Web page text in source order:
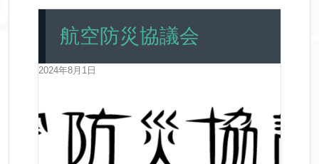
航空防災協議会
2024年8月1日